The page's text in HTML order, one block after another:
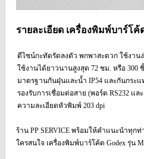
รายละเอียด เครื่องพิมพ์บาร์โค้
ดีไซน์กะทัดรัดลงตัว พกพาสะดวก ใช้งาน
ใช้งานได้ยาวนานสูงสุด 72 ชม. หรือ 300
มาตรฐานกันฝุ่นและน้ำ IP54 และกันกระแ
รองรับการเชื่อมต่อสาย (พอร์ต RS232 แล
ความละเอียดหัวพิมพ์ 203 dpi
ร้าน PP SERVICE พร้อมให้คำแนะนำทุก
ใครสนใจ เครื่องพิมพ์บาร์โค้ด Godex รุ่น